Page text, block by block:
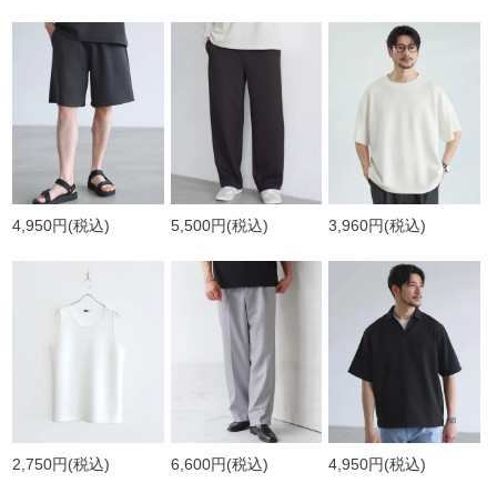
4,950円(税込) 5,500円(税込) 3,960円(税込)
2,750円(税込) 6,600円(税込) 4,950円(税込)